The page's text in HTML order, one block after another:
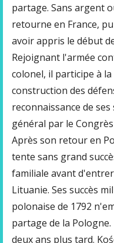
partage. Sans argent
retourne en France,
avoir appris le début
Rejoignant l'armée
colonel, il participe à
construction des
reconnaissance de
général par le
Après son retour en
tente sans grand
familiale avant
Lituanie. Ses succès
polonaise de 1792
partage de la
deux ans plus tard.